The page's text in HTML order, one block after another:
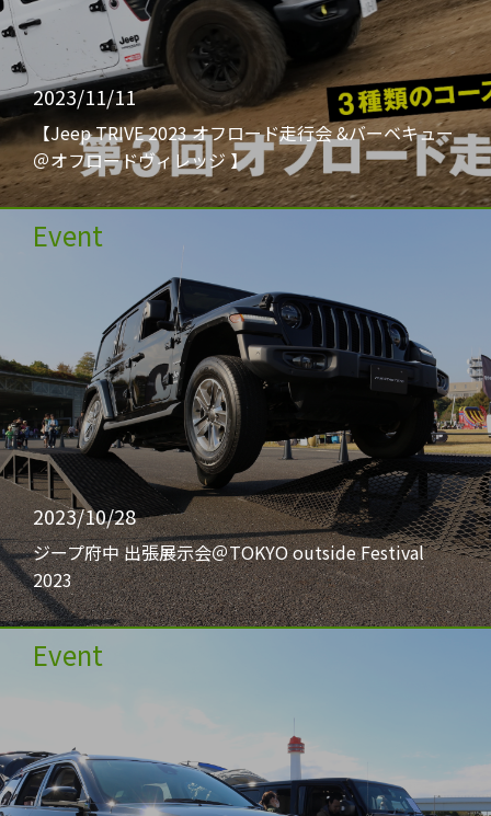
2023/11/11
【Jeep TRIVE 2023 オフロード走行会 &バーベキュー
＠オフロードヴィレッジ 】
Event
2023/10/28
ジープ府中 出張展示会＠TOKYO outside Festival
2023
Event